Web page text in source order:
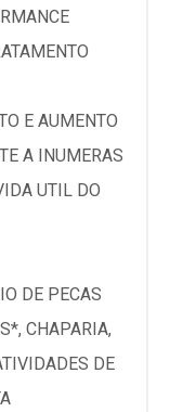
E AUMENTO
A INUMERAS
UTIL DO
DE PECAS
CHAPARIA,
DE